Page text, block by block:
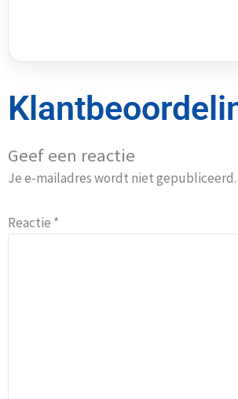
Geef een reactie
Je e-mailadres wordt niet gepubliceerd.
Reactie *